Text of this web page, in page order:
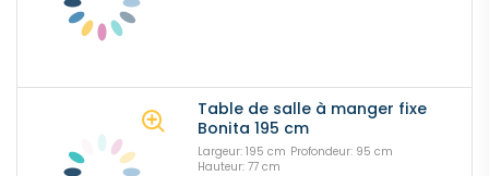
Table de salle à manger fixe
Bonita 195 cm
Largeur: 195 cm Profondeur: 95 cm
Hauteur: 77 cm